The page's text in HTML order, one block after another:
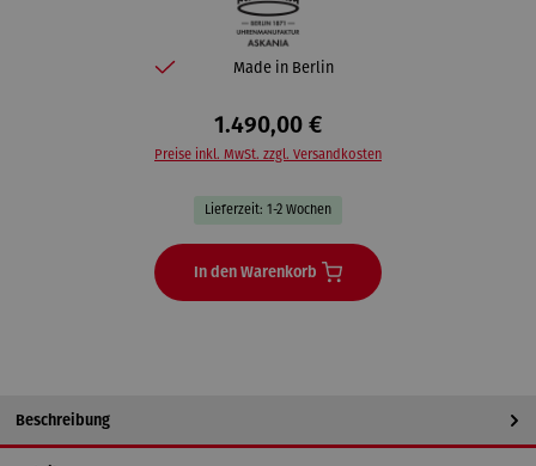
Made in Berlin
1.490,00 €
Preise inkl. MwSt. zzgl. Versandkosten
Lieferzeit: 1-2 Wochen
In den Warenkorb
Beschreibung